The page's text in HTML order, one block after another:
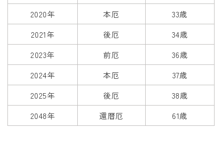
2020年
本厄
33歳
2021年
後厄
34歳
2023年
前厄
36歳
2024年
本厄
37歳
2025年
後厄
38歳
2048年
還暦厄 61歳